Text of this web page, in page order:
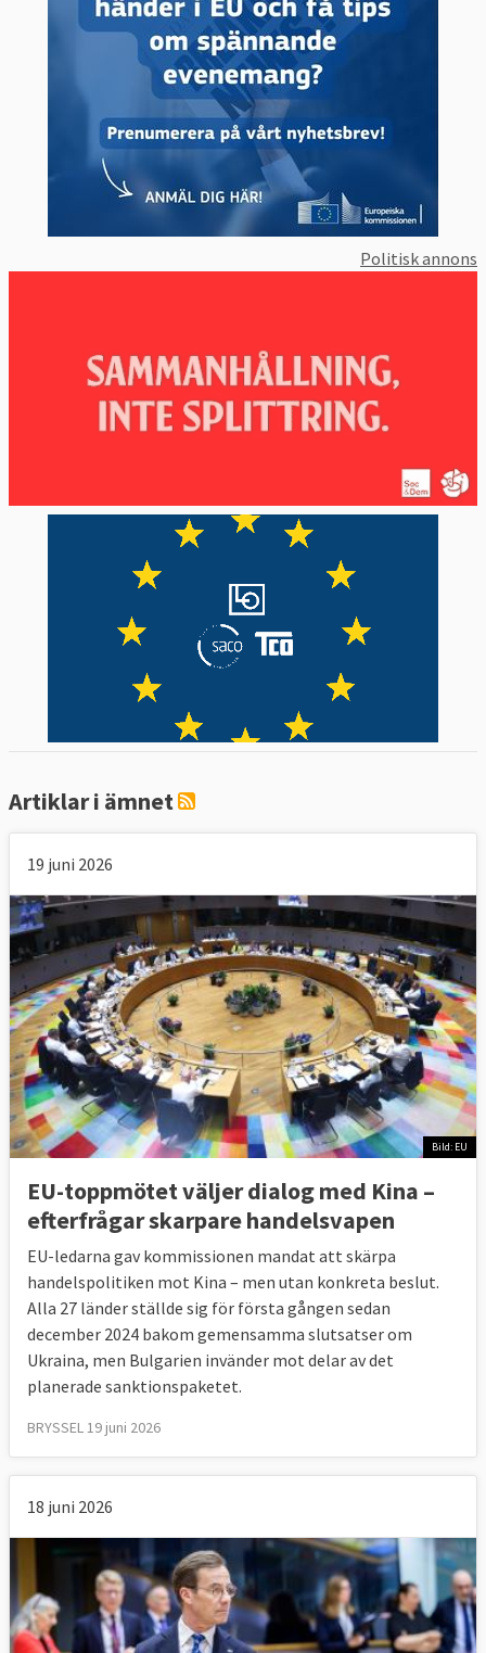
Politisk annons
Artiklar i ämnet
19 juni 2026
Bild: EU
EU-toppmötet väljer dialog med Kina –
efterfrågar skarpare handelsvapen
EU-ledarna gav kommissionen mandat att skärpa
handelspolitiken mot Kina – men utan konkreta beslut.
Alla 27 länder ställde sig för första gången sedan
december 2024 bakom gemensamma slutsatser om
Ukraina, men Bulgarien invänder mot delar av det
planerade sanktionspaketet.
BRYSSEL 19 juni 2026
18 juni 2026